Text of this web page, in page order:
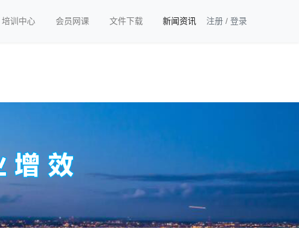
培训中心 会员网课 文件下载 新闻资讯 注册 / 登录